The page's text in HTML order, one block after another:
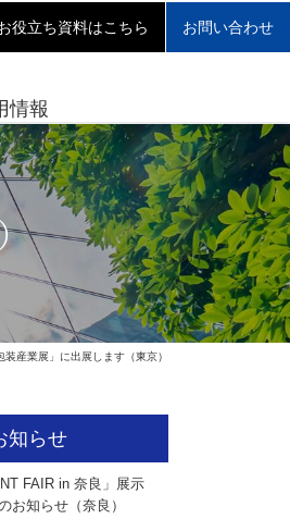
役立ち資料はこちら お問い合わせ
情報
産業展」に出展します（東京）
知らせ
FAIR in 奈良」展示
お知らせ（奈良）